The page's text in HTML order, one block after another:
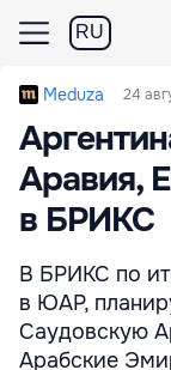
RU
Meduza 24
Аравия,
в БРИКС
В БРИКС по
в ЮАР,
Саудовскую
Арабские